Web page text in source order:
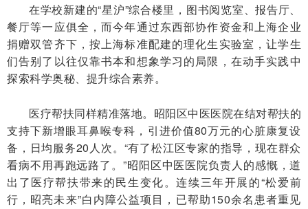
在学校新建的“星沪”综合楼里，图书阅览室、报告厅、
餐厅等一应俱全，而今年通过东西部协作资金和上海企业
捐赠双管齐下，按上海标准配建的理化生实验室，让学生
们告别了以往仅靠书本和想象学习的局限，在动手实践中
探索科学奥秘、提升综合素养。
医疗帮扶同样精准落地。昭阳区中医医院在结对帮扶的
支持下新增眼耳鼻喉专科，引进价值80万元的心脏康复设
备，日均服务20人次。“有了松江区专家的指导，现在群众
看病不用再跑远路了。”昭阳区中医医院负责人的感慨，道
出了医疗帮扶带来的民生变化。连续三年开展的“松爱前
行，昭亮未来”白内障公益项目，已帮助150余名患者重见